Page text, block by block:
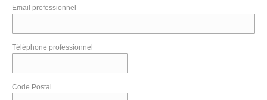
Email professionnel
Téléphone professionnel
Code Postal